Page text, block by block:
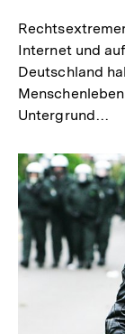
Internet und
Deutschland
Untergrund…